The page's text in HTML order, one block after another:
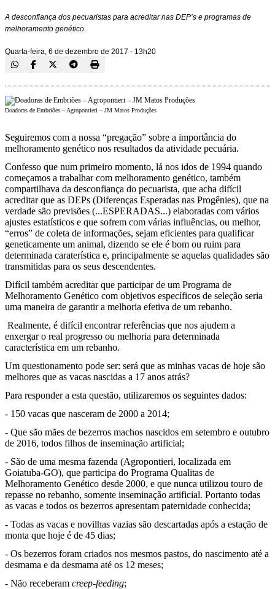
A desconfiança dos pecuaristas para acreditar nas DEP’s e programas de
melhoramento genético.
Quarta-feira, 6 de dezembro de 2017 - 13h20
Doadoras de Embriões – Agropontieri – JM Matos Produções
Seguiremos com a nossa “pregação” sobre a importância do
melhoramento genético nos resultados da atividade pecuária.
Confesso que num primeiro momento, lá nos idos de 1994 quando
começamos a trabalhar com melhoramento genético, também
compartilhava da desconfiança do pecuarista, que acha difícil
acreditar que as DEPs (Diferenças Esperadas nas Progênies), que na
verdade são previsões (...ESPERADAS...) elaboradas com vários
ajustes estatísticos e que sofrem com várias influências, ou melhor,
“erros” de coleta de informações, sejam eficientes para qualificar
geneticamente um animal, dizendo se ele é bom ou ruim para
determinada caraterística e, principalmente se aquelas qualidades são
transmitidas para os seus descendentes.
Difícil também acreditar que participar de um Programa de
Melhoramento Genético com objetivos específicos de seleção seria
uma maneira de garantir a melhoria efetiva de um rebanho.
Realmente, é difícil encontrar referências que nos ajudem a
enxergar o real progresso ou melhoria para determinada
característica em um rebanho.
Um questionamento pode ser: será que as minhas vacas de hoje são
melhores que as vacas nascidas a 17 anos atrás?
Para responder a esta questão, utilizaremos os seguintes dados:
- 150 vacas que nasceram de 2000 a 2014;
- Que são mães de bezerros machos nascidos em setembro e outubro
de 2016, todos filhos de inseminação artificial;
- São de uma mesma fazenda (Agropontieri, localizada em
Goiatuba-GO), que participa do Programa Qualitas de
Melhoramento Genético desde 2000, e que nunca utilizou touro de
repasse no rebanho, somente inseminação artificial. Portanto todas
as vacas e todos os bezerros apresentam paternidade conhecida;
- Todas as vacas e novilhas vazias são descartadas após a estação de
monta que hoje é de 45 dias;
- Os bezerros foram criados nos mesmos pastos, do nascimento até a
desmama e da desmama até os 12 meses;
- Não receberam creep-feeding;